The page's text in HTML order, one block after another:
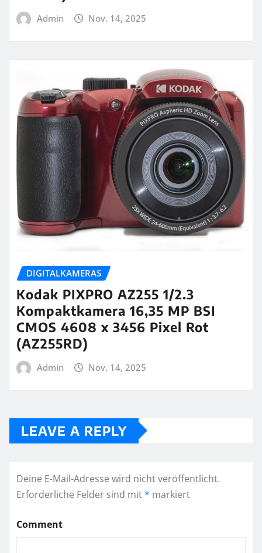
Admin Nov. 14, 2025
DIGITALKAMERAS
Kodak PIXPRO AZ255 1/2.3
Kompaktkamera 16,35 MP BSI
CMOS 4608 x 3456 Pixel Rot
(AZ255RD)
Admin Nov. 14, 2025
LEAVE A REPLY
Deine E-Mail-Adresse wird nicht veröffentlicht.
Erforderliche Felder sind mit* markiert
Comment